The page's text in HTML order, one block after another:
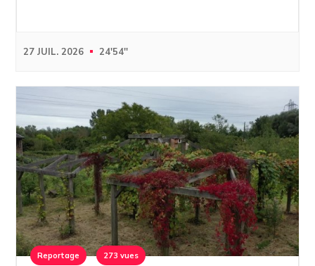
27 JUIL. 2026 24'54''
Reportage 273 vues